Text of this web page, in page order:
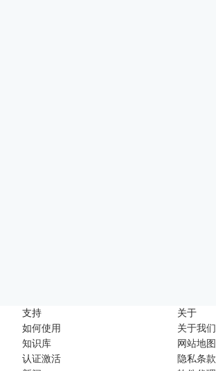
支持
如何使用
知识库
认证激活
关于
关于我们
网站地图
隐私条款